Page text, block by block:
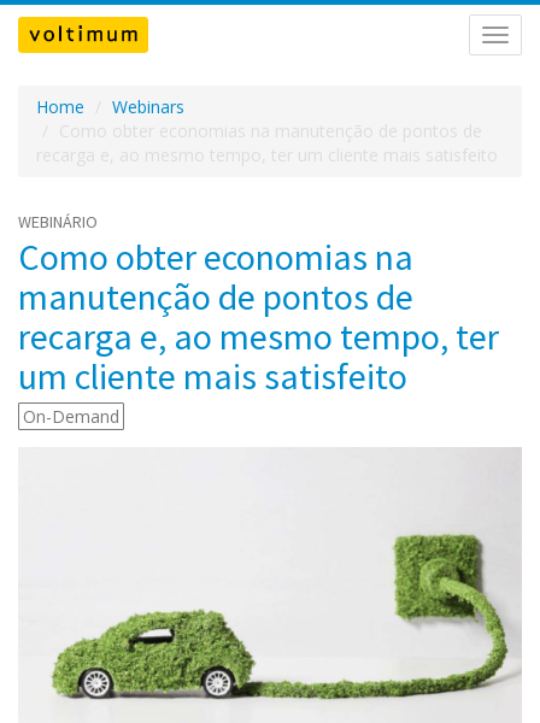
Home
Webinars
Como obter economias na manutenção de pontos de
recarga e, ao mesmo tempo, ter um cliente mais satisfeito
WEBINÁRIO
Como obter economias na
manutenção de pontos de
recarga e, ao mesmo tempo, ter
um cliente mais satisfeito
On-Demand